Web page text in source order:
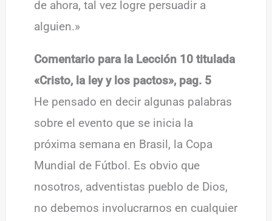
de ahora, tal vez logre persuadir a
alguien.»
Comentario para la Lección 10 titulada
«Cristo, la ley y los pactos», pag. 5
He pensado en decir algunas palabras
sobre el evento que se inicia la
próxima semana en Brasil, la Copa
Mundial de Fútbol. Es obvio que
nosotros, adventistas pueblo de Dios,
no debemos involucrarnos en cualquier